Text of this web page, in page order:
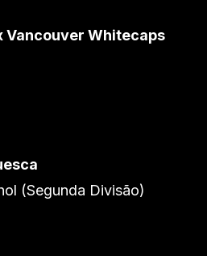
Vancouver Whitecaps
(Segunda Divisão)